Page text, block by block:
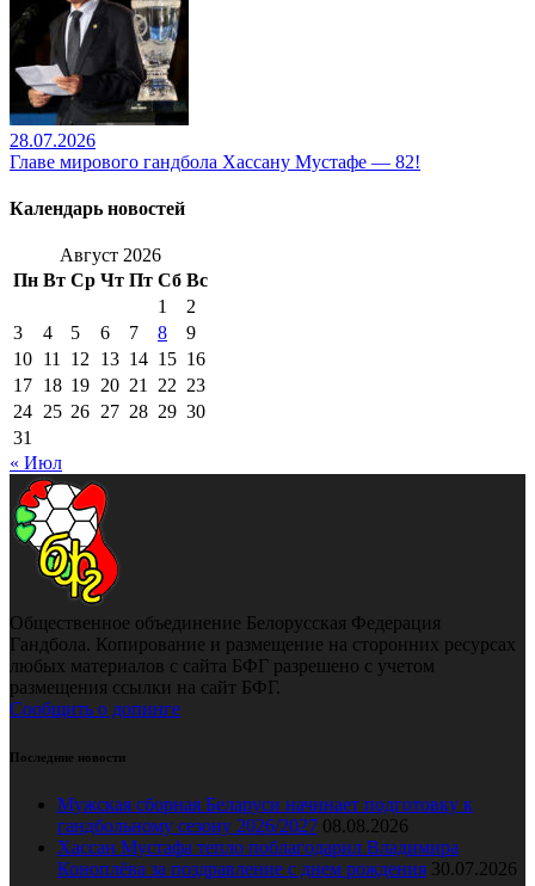
28.07.2026
Главе мирового гандбола Хассану Мустафе — 82!
Календарь новостей
Август 2026
Пн Вт Ср Чт Пт Сб Вс
1
2
3
4 5 6 7 8
9
10 11 12 13 14 15 16
17 18 19 20 21 22 23
24 25 26 27 28 29 30
31
« Июл
Общественное объединение Белорусская Федерация
Гандбола. Копирование и размещение на сторонних ресурсах
любых материалов с сайта БФГ разрешено с учетом
размещения ссылки на сайт БФГ.
Сообщить о допинге
Последние новости
Мужская сборная Беларуси начинает подготовку к
гандбольному сезону 2026/2027 08.08.2026
Хассан Мустафа тепло поблагодарил Владимира
Коноплёва за поздравление с днем рождения 30.07.2026